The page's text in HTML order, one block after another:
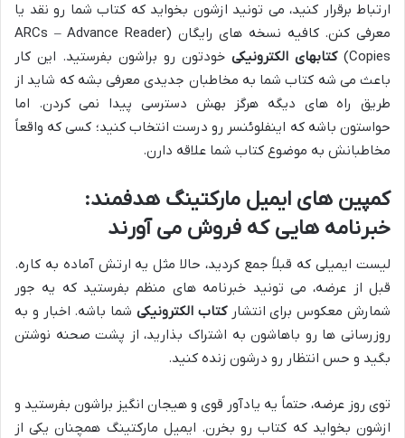
ارتباط برقرار کنید، می تونید ازشون بخواید که کتاب شما رو نقد یا
معرفی کنن. کافیه نسخه های رایگان (ARCs – Advance Reader
Copies)
کتابهای الکترونیکی خودتون رو براشون بفرستید. این کار
باعث می شه کتاب شما به مخاطبان جدیدی معرفی بشه که شاید از
طریق راه های دیگه هرگز بهش دسترسی پیدا نمی کردن. اما
حواستون باشه که اینفلوئنسر رو درست انتخاب کنید؛ کسی که واقعاً
مخاطبانش به موضوع کتاب شما علاقه دارن.
کمپین های ایمیل مارکتینگ هدفمند:
خبرنامه هایی که فروش می آورند
لیست ایمیلی که قبلاً جمع کردید، حالا مثل یه ارتش آماده به کاره.
قبل از عرضه، می تونید خبرنامه های منظم بفرستید که یه جور
شمارش معکوس برای انتشارکتاب الکترونیکی شما باشه. اخبار و به
روزرسانی ها رو باهاشون به اشتراک بذارید، از پشت صحنه نوشتن
بگید و حس انتظار رو درشون زنده کنید.
توی روز عرضه، حتماً یه یادآور قوی و هیجان انگیز براشون بفرستید و
ازشون بخواید که کتاب رو بخرن. ایمیل مارکتینگ همچنان یکی از